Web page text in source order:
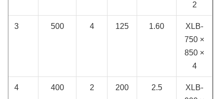
2
XLB-
750 ×
850 ×
4
1.60
125
4
500
3
XLB-
2.5
200
2
400
4